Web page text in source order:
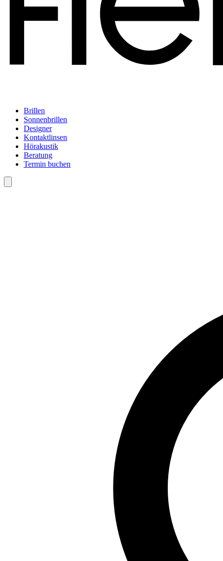
Brillen
Sonnenbrillen
Designer
Kontaktlinsen
Hörakustik
Beratung
Termin buchen